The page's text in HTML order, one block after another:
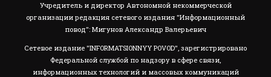
Учредитель и директор Автономной некоммерческой
организации редакция сетевого издания "Информационный
повод": Мигунов Александр Валерьевич
Сетевое издание "INFORMATSIONNYY POVOD", зарегистрировано
Федеральной службой по надзору в сфере связи,
информационных технологий и массовых коммуникаций